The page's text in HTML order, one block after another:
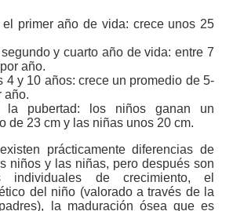
el primer año de vida: crece unos 25
y cuarto año de vida: entre 7
año.
4 y 10 años: crece un promedio de 5-
año.
la pubertad: los niños ganan un
de 23 cm y las niñas unos 20 cm.
prácticamente diferencias de
niños y las niñas, pero después son
individuales de crecimiento, el
del niño (valorado a través de la
la maduración ósea que es